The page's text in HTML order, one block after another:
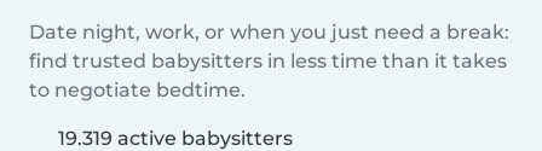
Date night, work, or when you just need a break:
find trusted babysitters in less time than it takes
to negotiate bedtime.
19.319 active babysitters